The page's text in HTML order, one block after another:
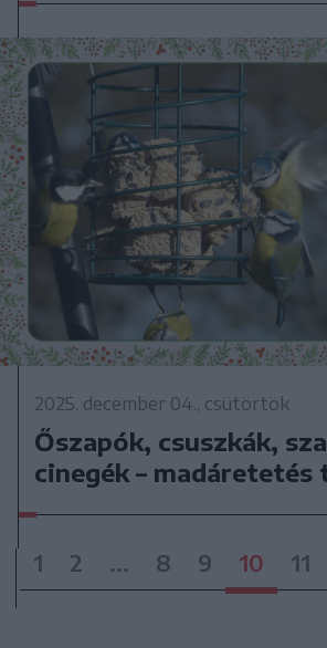
2025. december 04., csütörtök
Őszapók, csuszkák,
cinegék – madáretetés
1 2 ... 8 9 10 11